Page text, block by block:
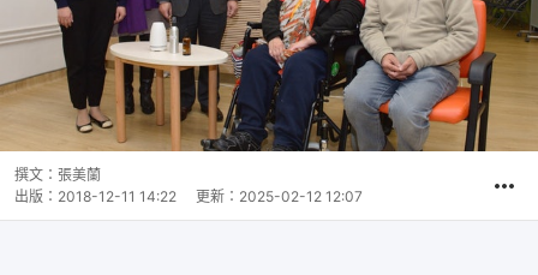
撰文： 張美蘭
出版： 2018-12-11 14:22 更新： 2025-02-12 12:07